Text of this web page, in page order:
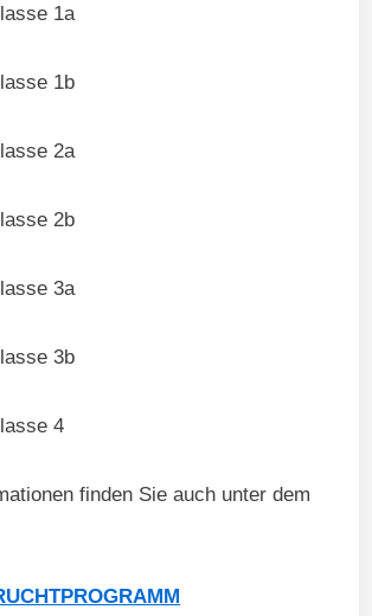
1a
1b
2a
2b
3a
3b
4
finden Sie auch unter dem